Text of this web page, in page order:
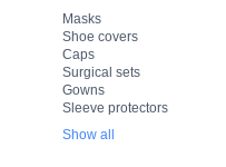
Masks
Shoe covers
Caps
Surgical sets
Gowns
Sleeve protectors
Show all